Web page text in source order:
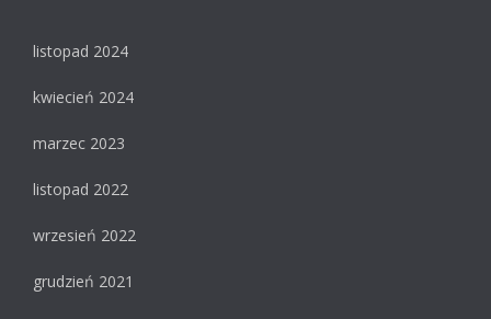
listopad 2024
kwiecień 2024
marzec 2023
listopad 2022
wrzesień 2022
grudzień 2021